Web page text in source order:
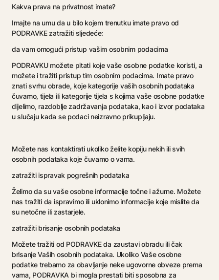
Kakva prava na privatnost imate?
Imajte na umu da u bilo kojem trenutku imate pravo od
PODRAVKE zatražiti sljedeće:
da vam omogući pristup vašim osobnim podacima
PODRAVKU možete pitati koje vaše osobne podatke koristi, a
možete i tražiti pristup tim osobnim podacima. Imate pravo
znati svrhu obrade, koje kategorije vaših osobnih podataka
čuvamo, tijela ili kategorije tijela s kojima vaše osobne podatke
dijelimo, razdoblje zadržavanja podataka, kao i izvor podataka
u slučaju kada se podaci neizravno prikupljaju.
Možete nas kontaktirati ukoliko želite kopiju nekih ili svih
osobnih podataka koje čuvamo o vama.
zatražiti ispravak pogrešnih podataka
Želimo da su vaše osobne informacije točne i ažurne. Možete
nas tražiti da ispravimo ili uklonimo informacije koje mislite da
su netočne ili zastarjele.
zatražiti brisanje osobnih podataka
Možete tražiti od PODRAVKE da zaustavi obradu ili čak
brisanje Vaših osobnih podataka. Ukoliko Vaše osobne
podatke trebamo za obavljanje neke ugovorne obveze prema
vama, PODRAVKA bi mogla prestati biti sposobna za